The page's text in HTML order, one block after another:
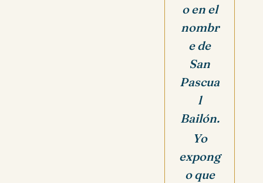
o en el
nombr
e de
San
Pascua
l
Bailón.
Yo
expong
o que